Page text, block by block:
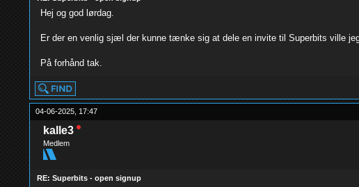
Hej og god lørdag.
Er der en venlig sjæl der kunne tænke sig at dele en invite til Superbits ville
På forhånd tak.
04-06-2025, 17:47
kalle3
Medlem
RE: Superbits - open signup